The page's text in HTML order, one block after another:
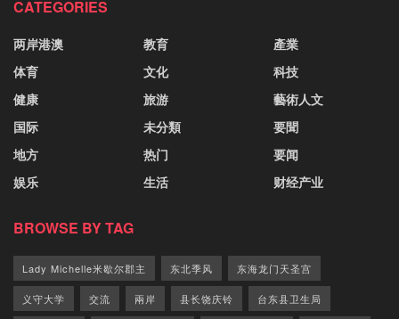
CATEGORIES
两岸港澳
体育
健康
国际
地方
娱乐
教育
文化
旅游
未分類
热门
生活
產業
科技
藝術人文
要聞
要闻
财经产业
BROWSE BY TAG
Lady Michelle米歇尔郡主 东北季风 东海龙门天圣宫
义守大学 交流 兩岸 县长饶庆铃 台东县卫生局